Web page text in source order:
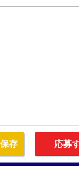
存 応募